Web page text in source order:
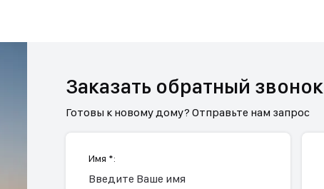
Заказать обратный звонок
Готовы к новому дому? Отправьте нам запрос
Имя *: